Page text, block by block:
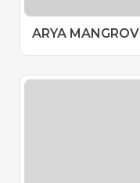
ARYA MANGROV